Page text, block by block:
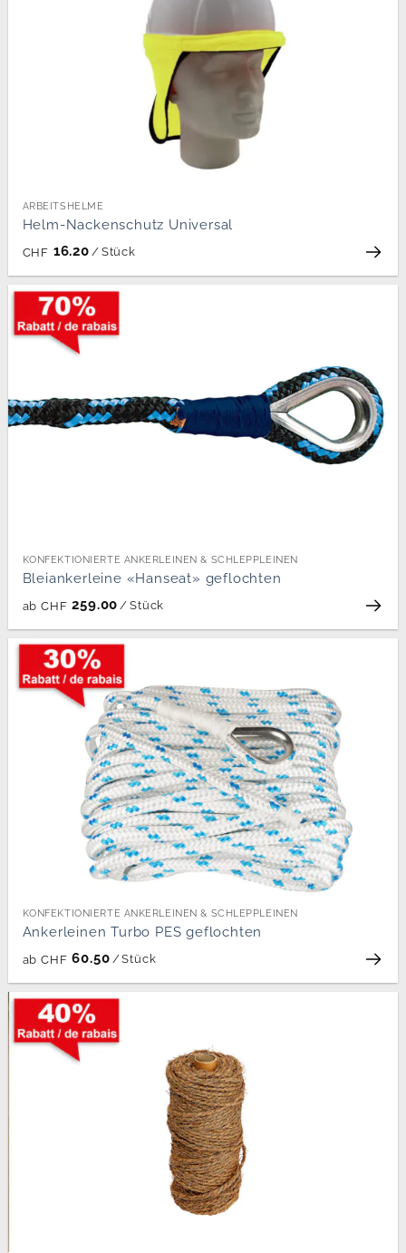
ARBEITSHELME
Helm-Nackenschutz Universal
CHF 16.20 / Stück
KONFEKTIONIERTE ANKERLEINEN & SCHLEPPLEINEN
Bleiankerleine «Hanseat» geflochten
ab CHF 259.00 / Stück
KONFEKTIONIERTE ANKERLEINEN & SCHLEPPLEINEN
Ankerleinen Turbo PES geflochten
ab CHF 60.50 /Stück